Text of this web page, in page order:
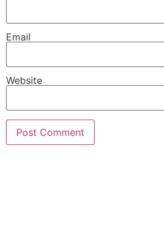
Email
Website